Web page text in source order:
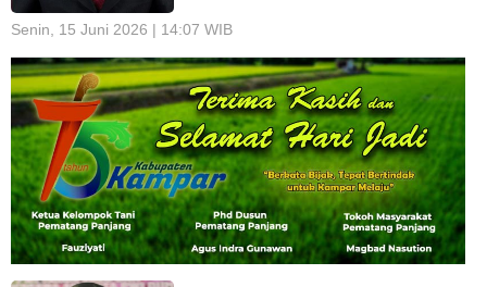
Senin, 15 Juni 2026 | 14:07 WIB